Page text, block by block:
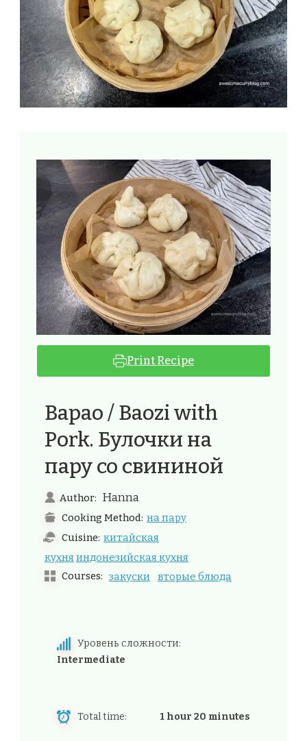
Print Recipe
Bapao / Baozi with
Pork. Булочки на
пару со свининой
Author: Hanna
Cooking Method: на пару
Cuisine: китайская
кухняиндонезийская кухня
Courses: закуски вторые блюда
Уровень сложности:
Intermediate
Total time: 1 hour 20 minutes